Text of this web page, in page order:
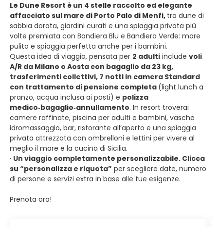
Le Dune Resort è un 4 stelle raccolto ed elegante
affacciato sul mare di Porto Palo di Menfi, tra dune di
sabbia dorata, giardini curati e una spiaggia privata più
volte premiata con Bandiera Blu e Bandiera Verde: mare
pulito e spiaggia perfetta anche per i bambini.
Questa idea di viaggio, pensata per 2 adulti include voli
A/R da Milano o Aosta con bagaglio da 23 kg,
trasferimenti collettivi, 7 notti in camera Standard
con trattamento di pensione completa (light lunch a
pranzo, acqua inclusa ai pasti) e polizza
medico‑bagaglio‑annullamento. In resort troverai
camere raffinate, piscina per adulti e bambini, vasche
idromassaggio, bar, ristorante all’aperto e una spiaggia
privata attrezzata con ombrelloni e lettini per vivere al
meglio il mare e la cucina di Sicilia.
· Un viaggio completamente personalizzabile. Clicca
su “personalizza e riquota” per scegliere date, numero
di persone e servizi extra in base alle tue esigenze.
Prenota ora!